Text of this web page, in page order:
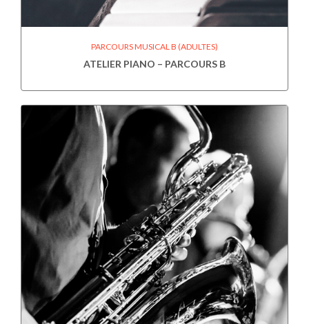
PARCOURS MUSICAL B (ADULTES)
ATELIER PIANO – PARCOURS B